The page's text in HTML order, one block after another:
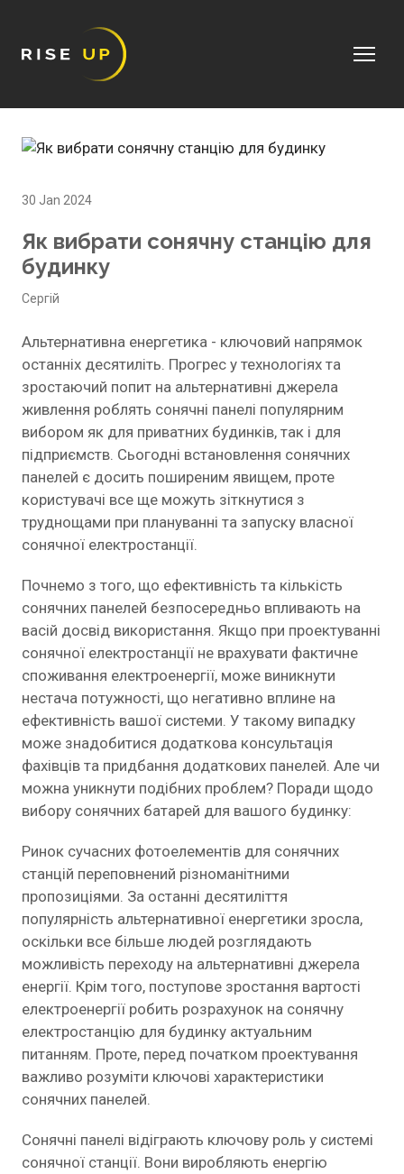
30 Jan 2024
Як вибрати сонячну станцію для
будинку
Сергій
Альтернативна енергетика - ключовий напрямок
останніх десятиліть. Прогрес у технологіях та
зростаючий попит на альтернативні джерела
живлення роблять сонячні панелі популярним
вибором як для приватних будинків, так і для
підприємств. Сьогодні встановлення сонячних
панелей є досить поширеним явищем, проте
користувачі все ще можуть зіткнутися з
труднощами при плануванні та запуску власної
сонячної електростанції.
Почнемо з того, що ефективність та кількість
сонячних панелей безпосередньо впливають на
васій досвід використання. Якщо при проектуванні
сонячної електростанції не врахувати фактичне
споживання електроенергії, може виникнути
нестача потужності, що негативно вплине на
ефективність вашої системи. У такому випадку
може знадобитися додаткова консультація
фахівців та придбання додаткових панелей. Але чи
можна уникнути подібних проблем? Поради щодо
вибору сонячних батарей для вашого будинку:
Ринок сучасних фотоелементів для сонячних
станцій переповнений різноманітними
пропозиціями. За останні десятиліття
популярність альтернативної енергетики зросла,
оскільки все більше людей розглядають
можливість переходу на альтернативні джерела
енергії. Крім того, поступове зростання вартості
електроенергії робить розрахунок на сонячну
електростанцію для будинку актуальним
питанням. Проте, перед початком проектування
важливо розуміти ключові характеристики
сонячних панелей.
Сонячні панелі відіграють ключову роль у системі
сонячної станції. Вони виробляють енергію